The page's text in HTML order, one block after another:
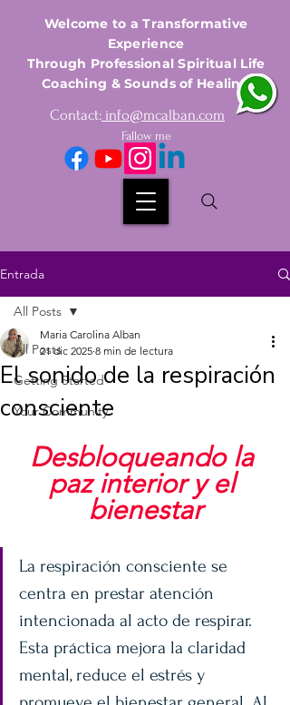
Welcome to a Transformative
Experience
Through Professional Spiritual Life
Coaching & Sounds of Healing
Contact: info@mcalban.com
Fallow me
Entrada
All Posts
Getting Started
Your Community
All Posts
El sonido de la respiración
consciente
Maria Carolina Alban
21 dic 2025 8 min de lectura
Desbloqueando la
paz interior y el
bienestar
La respiración consciente se
centra en prestar atención
intencionada al acto de respirar.
Esta práctica mejora la claridad
mental, reduce el estrés y